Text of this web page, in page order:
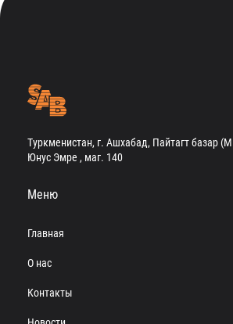
Туркменистан, г. Ашхабад, Пайтагт базар
Юнус Эмре , маг. 140
Меню
Главная
О нас
Контакты